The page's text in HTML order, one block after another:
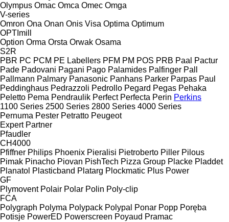
Olympus Omac Omca Omec Omga
V-series
Omron Ona Onan Onis Visa Optima Optimum
OPTImill
Option Orma Orsta Orwak Osama
S2R
PBR PC PCM PE Labellers PFM PM POS PRB Paal
Pactur
Pade Padovani Pagani Pago Palamides Palfinger Pall
Pallmann Palmary Panasonic Panhans Parker Parpas Paul
Peddinghaus Pedrazzoli Pedrollo Pegard Pegas Pehaka
Peletto Pema Pendraulik Perfect Perfecta Perin Perkins
1100 Series 2500 Series 2800 Series 4000 Series
Pernuma Pester Petratto Peugeot
Expert Partner
Pfaudler
CH4000
Pfiffner Philips Phoenix Pieralisi Pietroberto Piller Pilous
Pimak Pinacho Piovan PishTech Pizza Group Placke Pladdet
Planatol Plasticband Platarg Plockmatic Plus Power
GF
Plymovent Polair Polar Polin Poly-clip
FCA
Polygraph Polyma Polypack Polypal Ponar Popp Poręba
Potisje PowerED Powerscreen Poyaud Pramac